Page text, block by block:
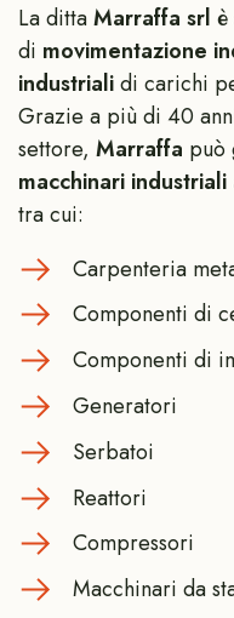
La dittaMarraffa srl
di movimentazione
industrialidi carichi
Grazie a più di 40
settore, Marraffa può
macchinari industriali
tra cui:
Carpenteria
Componenti di
Componenti di
Generatori
Serbatoi
Reattori
Compressori
Macchinari da